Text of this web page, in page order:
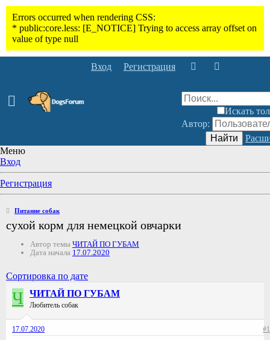
Вход Регистрация
Искать
Автор:
Найти
Меню
Вход
Регистрация
Питание собак
сухой корм для немецкой овчарки
Автор темы ЧИТАЙ ПО ГУБАМ
Дата начала 17.07.2020
Сортировка по дате
Ч ЧИТАЙ ПО ГУБАМ
Любитель собак
17.07.2020 #1